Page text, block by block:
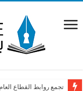
تجمع روابط القطاع